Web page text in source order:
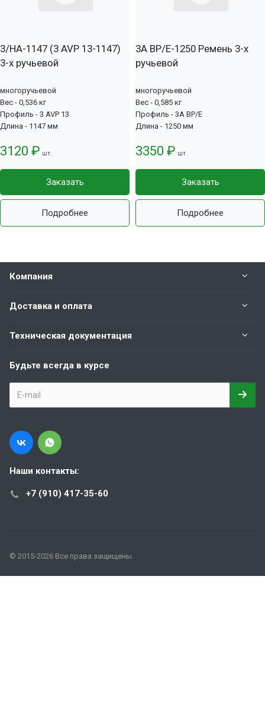
3/HA-1147 (3 AVP 13-1147)
3-х ручьевой
многоручьевой
Вес - 0,536 кг
Профиль - 3 AVP 13
Длина - 1147 мм
3120 ₽ шт.
Заказать
Подробнее
3А BP/E-1250 Ремень 3-х
ручьевой
многоручьевой
Вес - 0,585 кг
Профиль - 3А BP/E
Длина - 1250 мм
3350 ₽ шт.
Заказать
Подробнее
Компания
Доставка и оплата
Техническая документация
Будьте всегда в курсе
Наши контакты:
+7 (910) 417-35-60
© 2015-2026 Все права защищены.